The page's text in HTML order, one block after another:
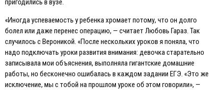
пригодились в вузе.
«Иногда успеваемость у ребенка хромает потому, что он долго
болел или даже перенес операцию, — считает Любовь Гараз. Так
случилось с Вероникой. «После нескольких уроков я поняла, что
надо подключать уроки развития внимания: девочка старательно
записывала мои объяснения, выполняла гигантские домашние
работы, но бесконечно ошибалась в каждом задании EГЭ. «Это же
исключение, мы с тобой на прошлом уроке об этом говорили», —